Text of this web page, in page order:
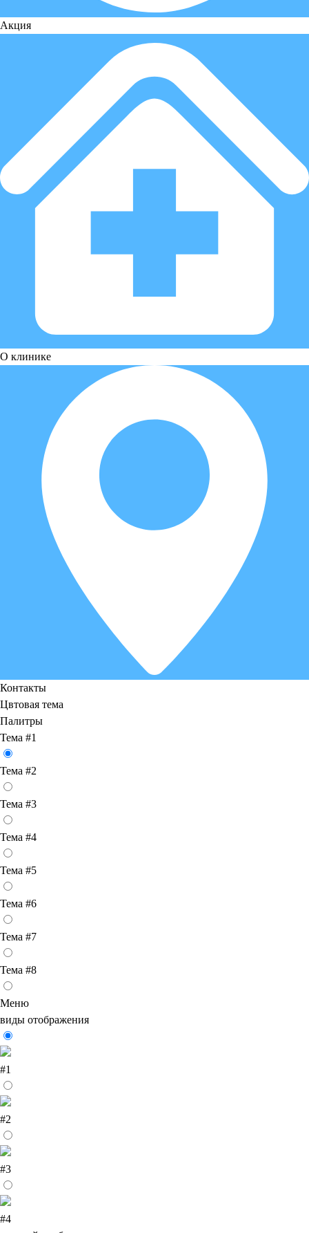
Акция
О клинике
Контакты
Цвтовая тема
Палитры
Тема #1
Тема #2
Тема #3
Тема #4
Тема #5
Тема #6
Тема #7
Тема #8
Меню
виды отображения
#1
#2
#3
#4